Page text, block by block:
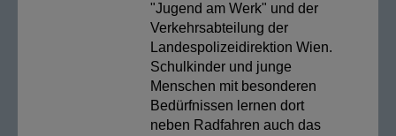
"Jugend am Werk" und der
Verkehrsabteilung der
Landespolizeidirektion Wien.
Schulkinder und junge
Menschen mit besonderen
Bedürfnissen lernen dort
neben Radfahren auch das